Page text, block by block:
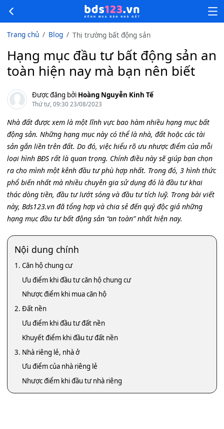
Trang chủ Blog Thị trường bất động sản
Hạng mục đầu tư bất động sản an
toàn hiện nay mà bạn nên biết
Được đăng bởi Hoàng Nguyễn Kinh Tế
Thứ tư, 09:30 23/08/2023
Nhà đất được xem là một lĩnh vực bao hàm nhiều hạng mục bất
động sản. Những hạng mục này có thể là nhà, đất hoặc các tài
sản gắn liền trên đất. Do đó, việc hiểu rõ ưu nhược điểm của mỗi
loại hình BĐS rất là quan trọng. Chính điều này sẽ giúp bạn chọn
ra cho mình một kênh đầu tư phù hợp nhất. Trong đó, 3 hình thức
phổ biến nhất mà nhiều chuyên gia sử dụng đó là đầu tư khai
thác dòng tiền, đầu tư lướt sóng và đầu tư tích luỹ. Trong bài viết
này, Bds123.vn đã tổng hợp và chia sẻ đến quý độc giả những
hạng mục đầu tư bất động sản “an toàn” nhất hiện nay.
Nội dung chính
1. Căn hộ chung cư
Ưu điểm khi đầu tư căn hộ chung cư
Nhược điểm khi mua căn hộ
2. Đất nền
Ưu điểm khi đầu tư đất nền
Khuyết điểm khi đầu tư đất nền
3. Nhà riêng lẻ, nhà ở
Ưu điểm của nhà riêng lẻ
Nhược điểm khi đầu tư nhà riêng